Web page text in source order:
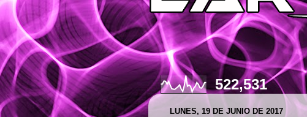
522,531
LUNES, 19 DE JUNIO DE 2017